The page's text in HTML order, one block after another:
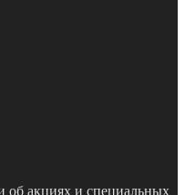
об акциях и специальных